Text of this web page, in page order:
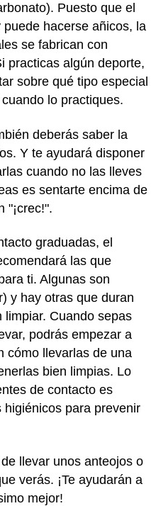
Puesto que el
hacerse añicos, la
se fabrican con
practicas algún deporte,
sobre qué tipo especial
lo practiques.
deberás saber la
Y te ayudará disponer
cuando no las lleves
es sentarte encima de
"¡crec!".
graduadas, el
las que
ti. Algunas son
y hay otras que duran
limpiar. Cuando sepas
podrás empezar a
cómo llevarlas de una
bien limpias. Lo
de contacto es
para prevenir
llevar unos anteojos o
verás. ¡Te ayudarán a
mejor!